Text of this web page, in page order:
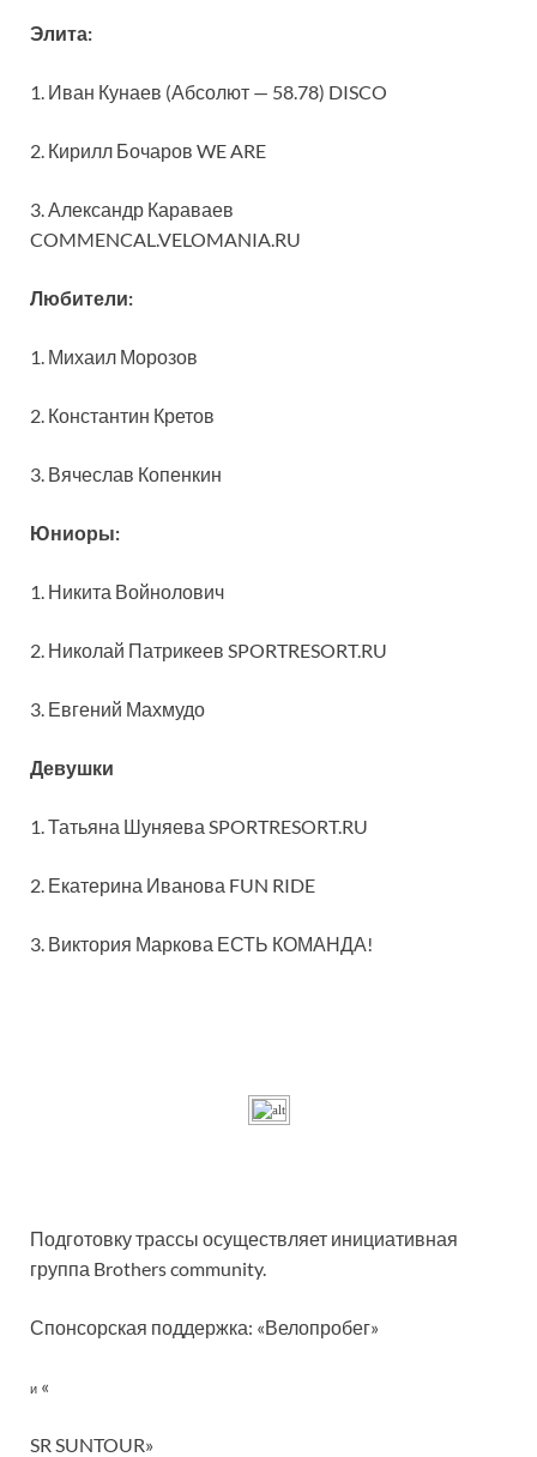
Элита:
1. Иван Кунаев (Абсолют — 58.78) DISCO
2. Кирилл Бочаров WE ARE
3. Александр Караваев
COMMENCAL.VELOMANIA.RU
Любители:
1. Михаил Морозов
2. Константин Кретов
3. Вячеслав Копенкин
Юниоры:
1. Никита Войнолович
2. Николай Патрикеев SPORTRESORT.RU
3. Евгений Махмудо
Девушки
1. Татьяна Шуняева SPORTRESORT.RU
2. Екатерина Иванова FUN RIDE
3. Виктория Маркова ЕСТЬ КОМАНДА!
Подготовку трассы осуществляет инициативная
группа Brothers community.
Спонсорская поддержка: «Велопробег»
и «
SR SUNTOUR»